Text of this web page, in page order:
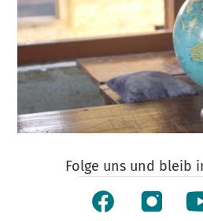
Folge uns und bleib